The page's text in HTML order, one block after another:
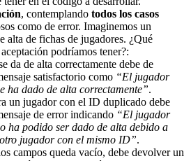
, contemplando todos los casos
como de error. Imaginemos un
alta de fichas de jugadores. ¿Qué
podríamos tener?:
da de alta correctamente debe de
satisfactorio como “El jugador
ha dado de alta correctamente”.
un jugador con el ID duplicado debe
de error indicando “El jugador
ha podido ser dado de alta debido a
jugador con el mismo ID”.
campos queda vacío, debe devolver un